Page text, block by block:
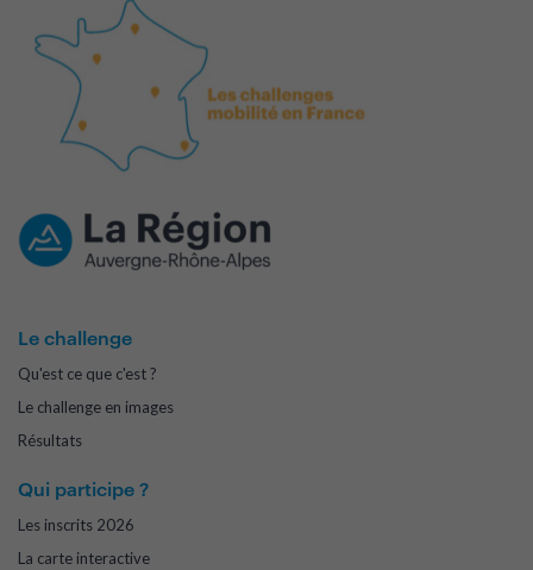
Le challenge
Qu'est ce que c'est ?
Le challenge en images
Résultats
Qui participe ?
Les inscrits 2026
La carte interactive